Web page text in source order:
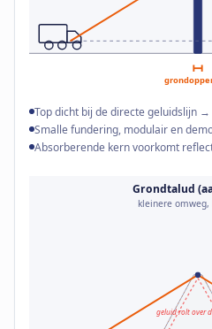
Top dicht bij de directe geluidslijn
Smalle fundering, modulair en
Absorberende kern voorkomt
geluid rolt over
Grondtalud
kleinere